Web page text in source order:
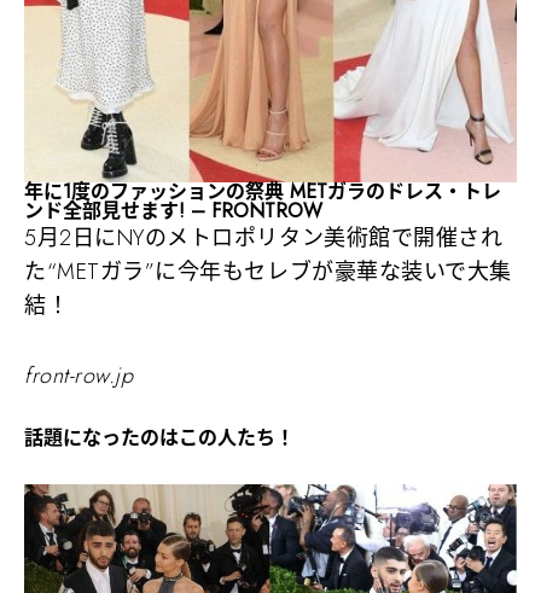
年に1度のファッションの祭典 METガラのドレス・トレ
ンド全部見せます! – FRONTROW
5月2日にNYのメトロポリタン美術館で開催され
た“METガラ”に今年もセレブが豪華な装いで大集
結！
front-row.jp
話題になったのはこの人たち！